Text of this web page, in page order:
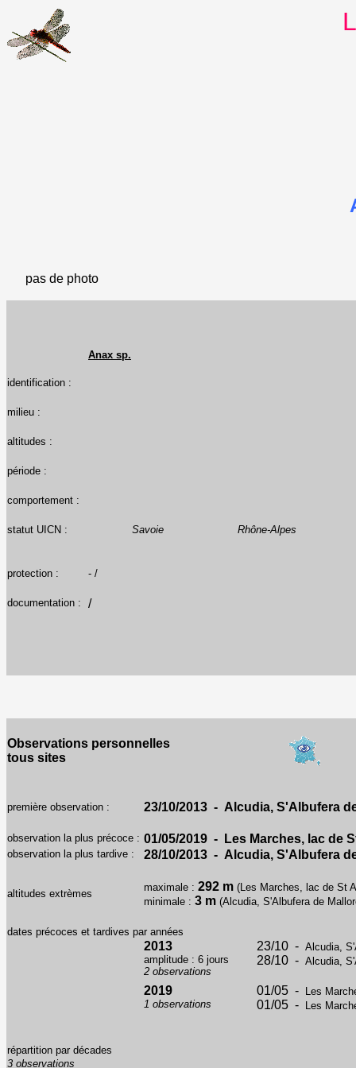
pas de photo
Anax sp.
identification :
milieu :
altitudes :
période :
comportement :
statut UICN : Savoie Rhône-Alpes
protection : - /
documentation : /
Observations personnelles
tous sites
première observation : 23/10/2013 - Alcudia, S'Albufera
observation la plus précoce : 01/05/2019 - Les Marches, lac de
observation la plus tardive : 28/10/2013 - Alcudia, S'Albufera
altitudes extrèmes
maximale : 292 m (Les Marches, lac de St
minimale : 3 m (Alcudia, S'Albufera de
dates précoces et tardives par années
2013
amplitude : 6 jours
2 observations
23/10 - Alcudia,
28/10 - Alcudia,
2019
1 observations
01/05 - Les
01/05 - Les
répartition par décades
3 observations